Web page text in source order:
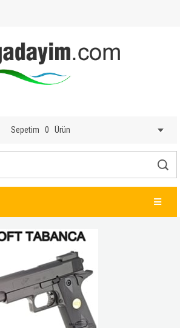
Sepetim 0 Ürün